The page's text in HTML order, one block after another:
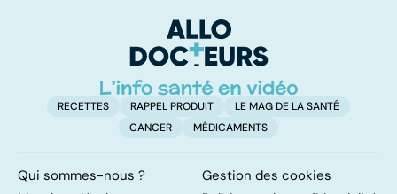
RECETTES RAPPEL PRODUIT
LE MAG DE LA SANTÉ
CANCER
MÉDICAMENTS
Qui sommes-nous ?
Gestion des cookies